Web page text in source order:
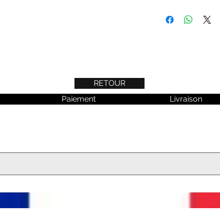
RETOUR
Paiement Livraison